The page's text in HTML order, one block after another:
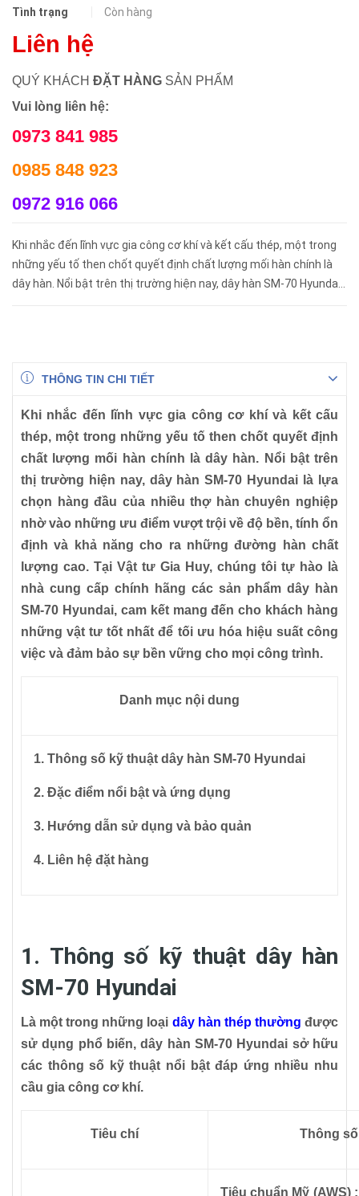
Tình trạng
Còn hàng
Liên hệ
QUÝ KHÁCH ĐẶT HÀNG SẢN PHẨM
Vui lòng liên hệ:
0973 841 985
0985 848 923
0972 916 066
Khi nhắc đến lĩnh vực gia công cơ khí và kết cấu thép, một trong
những yếu tố then chốt quyết định chất lượng mối hàn chính là
dây hàn. Nổi bật trên thị trường hiện nay, dây hàn SM-70 Hyundai
THÔNG TIN CHI TIẾT
Khi nhắc đến lĩnh vực gia công cơ khí và kết cấu
thép, một trong những yếu tố then chốt quyết định
chất lượng mối hàn chính là dây hàn. Nổi bật trên
thị trường hiện nay, dây hàn SM-70 Hyundai là lựa
chọn hàng đầu của nhiều thợ hàn chuyên nghiệp
nhờ vào những ưu điểm vượt trội về độ bền, tính ổn
định và khả năng cho ra những đường hàn chất
lượng cao. Tại Vật tư Gia Huy, chúng tôi tự hào là
nhà cung cấp chính hãng các sản phẩm dây hàn
SM-70 Hyundai, cam kết mang đến cho khách hàng
những vật tư tốt nhất để tối ưu hóa hiệu suất công
việc và đảm bảo sự bền vững cho mọi công trình.
Danh mục nội dung
1. Thông số kỹ thuật dây hàn SM-70 Hyundai
2. Đặc điểm nổi bật và ứng dụng
3. Hướng dẫn sử dụng và bảo quản
4. Liên hệ đặt hàng
1. Thông số kỹ thuật dây hàn
SM-70 Hyundai
Là một trong những loại dây hàn thép thường được
sử dụng phổ biến, dây hàn SM-70 Hyundai sở hữu
các thông số kỹ thuật nổi bật đáp ứng nhiều nhu
cầu gia công cơ khí.
Tiêu chí Thông
Tiêu chuẩn Mỹ (AWS)